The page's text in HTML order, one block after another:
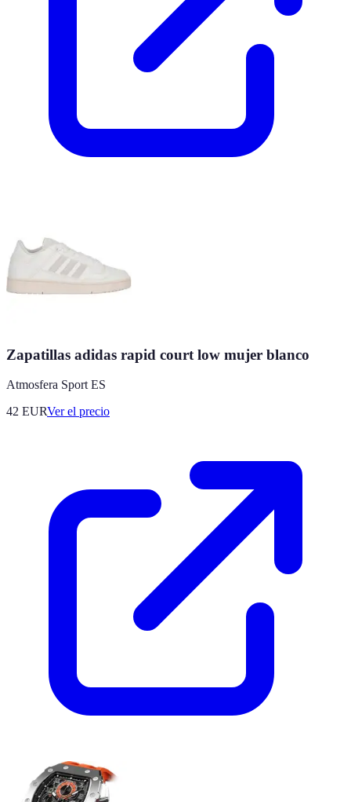
Zapatillas adidas rapid court low mujer blanco
Atmosfera Sport ES
42 EURVer el precio